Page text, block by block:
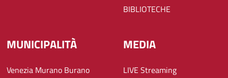
BIBLIOTECHE
MUNICIPALITÀ
Venezia Murano Burano
MEDIA
LIVE Streaming